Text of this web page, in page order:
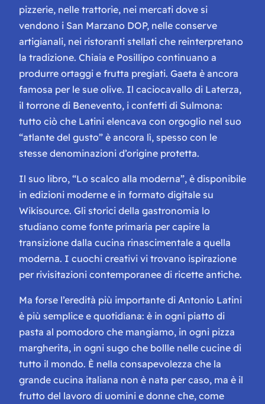
pizzerie, nelle trattorie, nei mercati dove si
vendono i San Marzano DOP, nelle conserve
artigianali, nei ristoranti stellati che reinterpretano
la tradizione. Chiaia e Posillipo continuano a
produrre ortaggi e frutta pregiati. Gaeta è ancora
famosa per le sue olive. Il caciocavallo di Laterza,
il torrone di Benevento, i confetti di Sulmona:
tutto ciò che Latini elencava con orgoglio nel suo
“atlante del gusto” è ancora lì, spesso con le
stesse denominazioni d’origine protetta.
Il suo libro, “Lo scalco alla moderna”, è disponibile
in edizioni moderne e in formato digitale su
Wikisource. Gli storici della gastronomia lo
studiano come fonte primaria per capire la
transizione dalla cucina rinascimentale a quella
moderna. I cuochi creativi vi trovano ispirazione
per rivisitazioni contemporanee di ricette antiche.
Ma forse l’eredità più importante di Antonio Latini
è più semplice e quotidiana: è in ogni piatto di
pasta al pomodoro che mangiamo, in ogni pizza
margherita, in ogni sugo che bollle nelle cucine di
tutto il mondo. È nella consapevolezza che la
grande cucina italiana non è nata per caso, ma è il
frutto del lavoro di uomini e donne che, come